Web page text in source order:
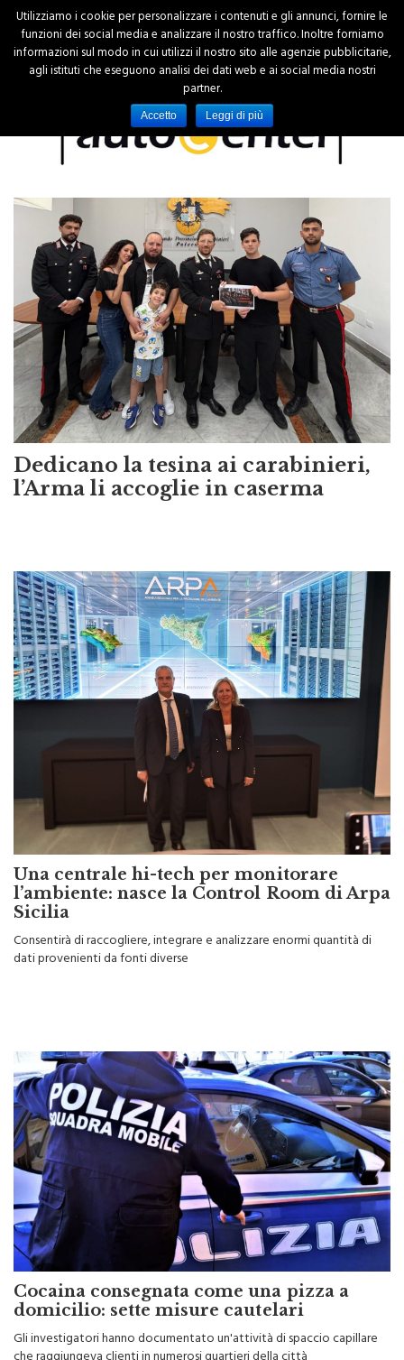
Dedicano la tesina ai carabinieri,
l’Arma li accoglie in caserma
Una centrale hi-tech per monitorare
l’ambiente: nasce la Control Room di Arpa
Sicilia
Consentirà di raccogliere, integrare e analizzare enormi quantità di
dati provenienti da fonti diverse
Cocaina consegnata come una pizza a
domicilio: sette misure cautelari
Gli investigatori hanno documentato un'attività di spaccio capillare
Utilizziamo i cookie per personalizzare i contenuti e gli annunci, fornire le
funzioni dei social media e analizzare il nostro traffico. Inoltre forniamo
informazioni sul modo in cui utilizzi il nostro sito alle agenzie pubblicitarie,
agli istituti che eseguono analisi dei dati web e ai social media nostri
partner.
Accetto Leggi di più